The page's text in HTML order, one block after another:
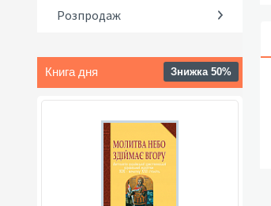
Розпродаж
Книга дня Знижка 50%